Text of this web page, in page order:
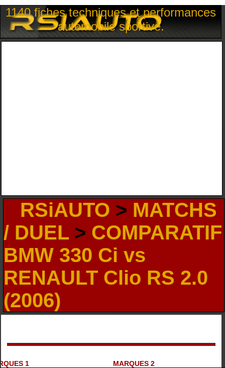
1140 fiches techniques et performances
automobile sportive.
RSiAUTO > MATCHS
/ DUEL> COMPARATIF
BMW 330 Ci vs
RENAULT Clio RS 2.0
(2006)
1 MARQUES 2